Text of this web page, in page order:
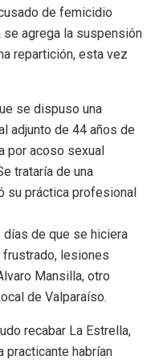
de femicidio
se agrega la suspensión
repartición, esta vez
se dispuso una
adjunto de 44 años de
por acoso sexual
trataría de una
su práctica profesional
días de que se hiciera
lesiones
Mansilla, otro
de Valparaíso.
recabar La Estrella,
practicante habrían